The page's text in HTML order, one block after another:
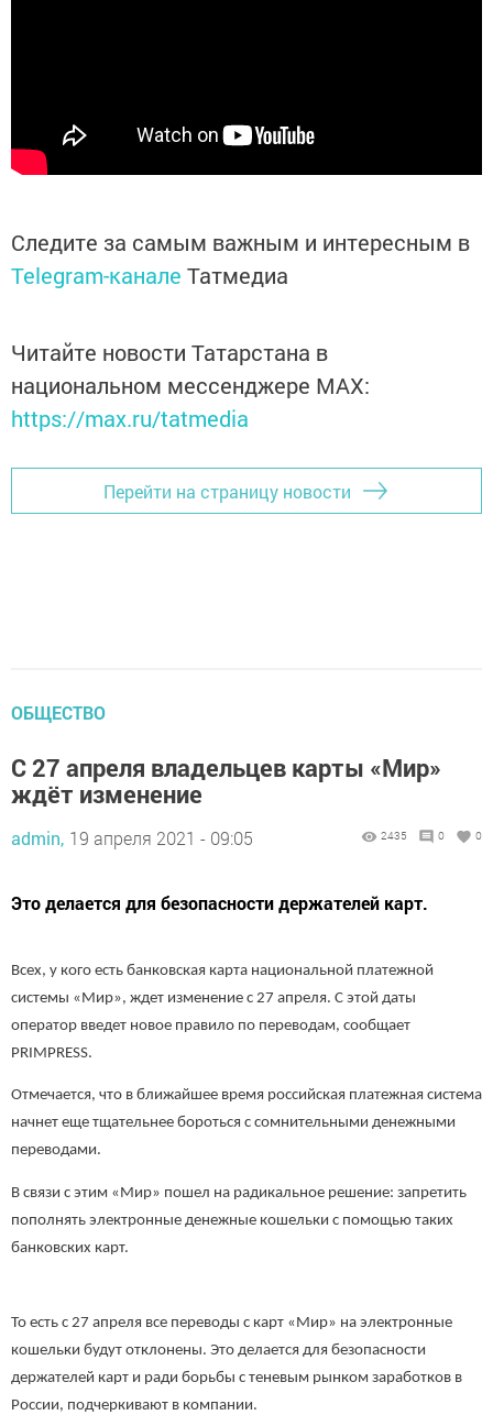
Следите за самым важным и интересным в
Telegram-канале Татмедиа
Читайте новости Татарстана в
национальном мессенджере MАХ:
https://max.ru/tatmedia
Перейти на страницу новости
ОБЩЕСТВО
С 27 апреля владельцев карты «Мир»
ждёт изменение
admin, 19 апреля 2021 - 09:05 2435 0 0
Это делается для безопасности держателей карт.
Всех, у кого есть банковская карта национальной платежной
системы «Мир», ждет изменение с 27 апреля. С этой даты
оператор введет новое правило по переводам, сообщает
PRIMPRESS.
Отмечается, что в ближайшее время российская платежная система
начнет еще тщательнее бороться с сомнительными денежными
переводами.
В связи с этим «Мир» пошел на радикальное решение: запретить
пополнять электронные денежные кошельки с помощью таких
банковских карт.
То есть с 27 апреля все переводы с карт «Мир» на электронные
кошельки будут отклонены. Это делается для безопасности
держателей карт и ради борьбы с теневым рынком заработков в
России, подчеркивают в компании.